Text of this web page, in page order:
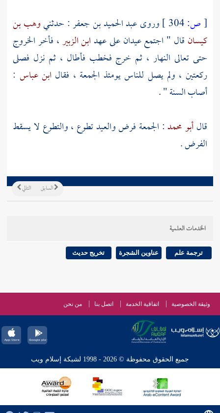
[ص: وروىعبد الحميد بن جعفر: حدثنيوهب بن
كيسان قال " اجتمع عيدان على عهدابن الزبير، فأخر الخروج
حتى تعالى النهار ، ثم خرج فخطب فأطال ، ثم نزل فصلى
ركعتين ، ولم يصل للناس يومئذ الجمعة ، فقال ابن عباس :
أصاب السنة " .
قالأبو محمد: الجمعة فرض والعيد تطوع ، والتطوع لا يسقط
الفرض .
التالي السابق
الخدمات العلمية
ترجمة علم عناوين الشجرة تخريج حديث
وثيقة الخصوصية اتفاقية الخدمة اتصل بنا من نحن
جميع الحقوق محفوظة © 2026 - 1998 لشبكة إسلام ويب